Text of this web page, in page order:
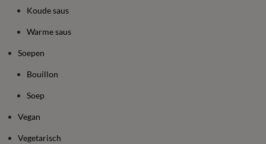
Koude saus
Warme saus
Soepen
Bouillon
Soep
Vegan
Vegetarisch